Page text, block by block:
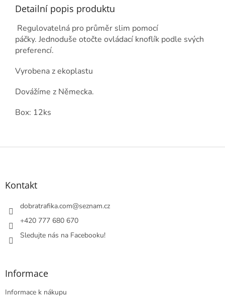
Detailní popis produktu
Regulovatelná pro průměr slim pomocí
páčky. Jednoduše otočte ovládací knoflík podle svých
preferencí.
Vyrobena z ekoplastu
Dovážíme z Německa.
Box: 12ks
Z
Kontakt
dobratrafika.com@seznam.cz
+420 777 680 670
Sledujte nás na Facebooku!
Informace
Informace k nákupu